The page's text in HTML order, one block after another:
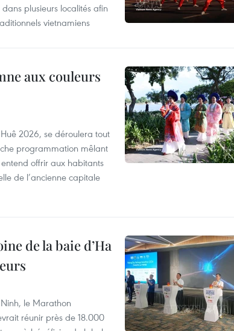
plusieurs localités afin
vietnamiens
aux couleurs
2026, se déroulera tout
programmation mêlant
offrir aux habitants
de l’ancienne capitale
de la baie d’Ha
le Marathon
réunir près de 18.000